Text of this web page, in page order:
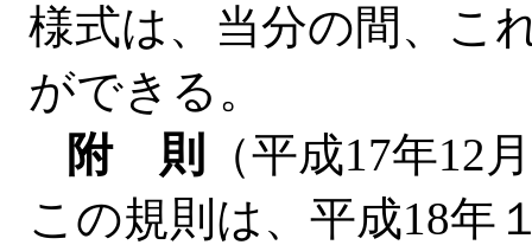
様式は、当分の間、こ
ができる。
附 則
（平成17年12
この規則は、平成18年